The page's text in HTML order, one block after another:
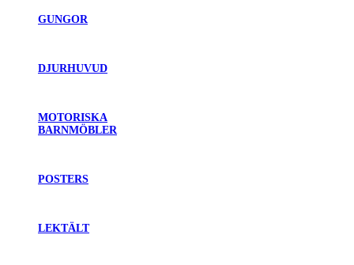
GUNGOR
DJURHUVUD
MOTORISKA
BARNMÖBLER
POSTERS
LEKTÄLT